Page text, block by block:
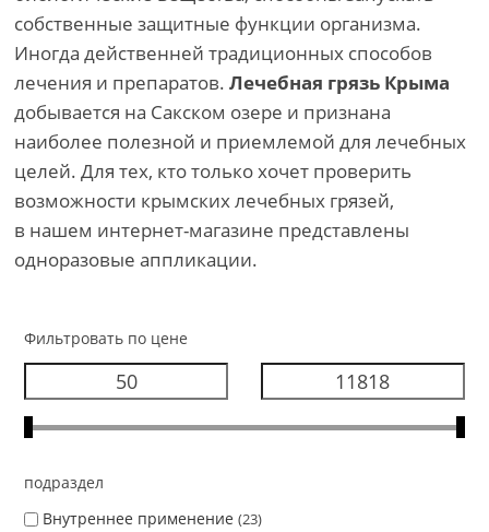
собственные защитные функции организма.
Иногда действенней традиционных способов
лечения и препаратов.Лечебная грязь Крыма
добывается на Сакском озере и признана
наиболее полезной и приемлемой для лечебных
целей. Для тех, кто только хочет проверить
возможности крымских лечебных грязей,
в нашем интернет-магазине представлены
одноразовые аппликации.
Фильтровать по цене
подраздел
Внутреннее применение 23